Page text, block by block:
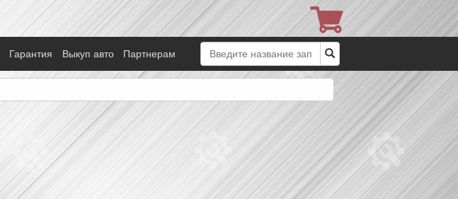
Гарантия Выкуп авто Партнерам